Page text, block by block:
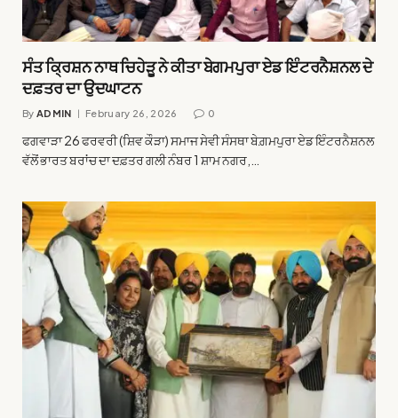
ਸੰਤ ਕ੍ਰਿਸ਼ਨ ਨਾਥ ਚਿਹੇੜੂ ਨੇ ਕੀਤਾ ਬੇਗਮਪੁਰਾ ਏਡ ਇੰਟਰਨੈਸ਼ਨਲ ਦੇ
ਦਫ਼ਤਰ ਦਾ ਉਦਘਾਟਨ
By ADMIN February 26, 2026 0
ਫਗਵਾੜਾ 26 ਫਰਵਰੀ (ਸ਼ਿਵ ਕੌੜਾ) ਸਮਾਜ ਸੇਵੀ ਸੰਸਥਾ ਬੇਗ਼ਮਪੁਰਾ ਏਡ ਇੰਟਰਨੈਸ਼ਨਲ
ਵੱਲੋਂ ਭਾਰਤ ਬਰਾਂਚ ਦਾ ਦਫ਼ਤਰ ਗਲੀ ਨੰਬਰ 1 ਸ਼ਾਮ ਨਗਰ,…